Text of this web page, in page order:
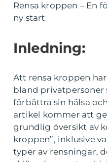
Rensa kroppen – En
ny start
Inledning:
Att rensa kroppen
bland
förbättra sin hälsa
artikel kommer att
grundlig översikt av
kroppen”, inklusive
typer av rensningar,